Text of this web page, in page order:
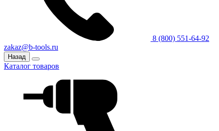
8 (800) 551-64-92
zakaz@b-tools.ru
Назад
Каталог товаров